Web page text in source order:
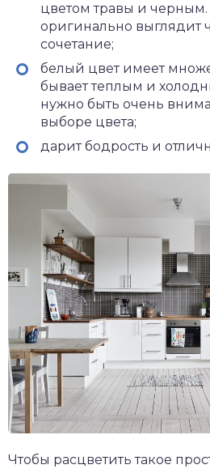
цветом травы и
оригинально выглядит
сочетание;
белый цвет имеет
бывает теплым и
нужно быть очень
выборе цвета;
дарит бодрость и
Чтобы расцветить такое